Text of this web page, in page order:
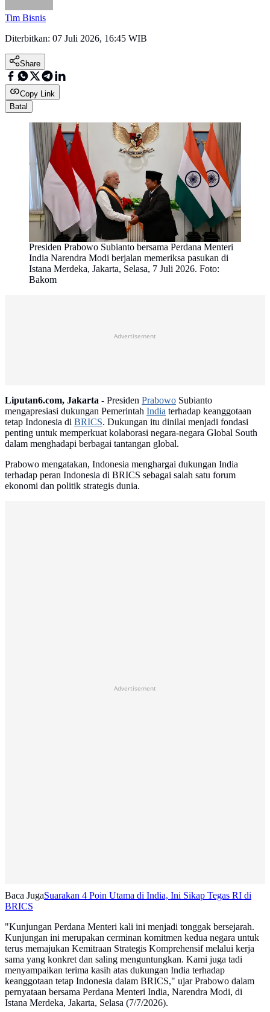
Tim Bisnis
Diterbitkan: 07 Juli 2026, 16:45 WIB
Share
Copy Link
Batal
Presiden Prabowo Subianto bersama Perdana Menteri
India Narendra Modi berjalan memeriksa pasukan di
Istana Merdeka, Jakarta, Selasa, 7 Juli 2026. Foto:
Bakom
Advertisement
Liputan6.com, Jakarta - Presiden Prabowo Subianto
mengapresiasi dukungan Pemerintah India terhadap keanggotaan
tetap Indonesia di BRICS. Dukungan itu dinilai menjadi fondasi
penting untuk memperkuat kolaborasi negara-negara Global South
dalam menghadapi berbagai tantangan global.
Prabowo mengatakan, Indonesia menghargai dukungan India
terhadap peran Indonesia di BRICS sebagai salah satu forum
ekonomi dan politik strategis dunia.
Advertisement
Baca JugaSuarakan 4 Poin Utama di India, Ini Sikap Tegas RI di
BRICS
"Kunjungan Perdana Menteri kali ini menjadi tonggak bersejarah.
Kunjungan ini merupakan cerminan komitmen kedua negara untuk
terus memajukan Kemitraan Strategis Komprehensif melalui kerja
sama yang konkret dan saling menguntungkan. Kami juga tadi
menyampaikan terima kasih atas dukungan India terhadap
keanggotaan tetap Indonesia dalam BRICS," ujar Prabowo dalam
pernyataan bersama Perdana Menteri India, Narendra Modi, di
Istana Merdeka, Jakarta, Selasa (7/7/2026).